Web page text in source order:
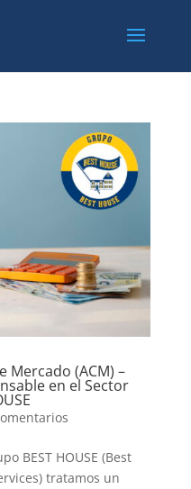
Mercado (ACM) –
en el Sector
BEST HOUSE (Best
tratamos un